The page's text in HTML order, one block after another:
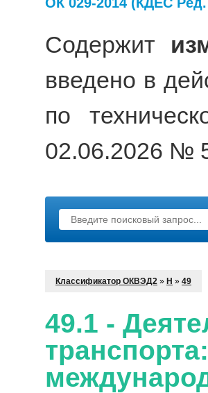
Содержит
введено в
по
02.06.2026 №
Классификатор ОКВЭД2 » H » 49
49.1 -